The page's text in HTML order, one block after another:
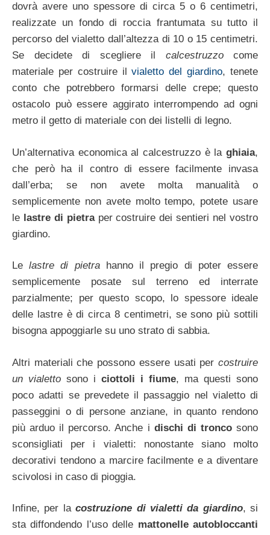
dovrà avere uno spessore di circa 5 o 6 centimetri,
realizzate un fondo di roccia frantumata su tutto il
percorso del vialetto dall’altezza di 10 o 15 centimetri.
Se decidete di scegliere il calcestruzzocome
materiale per costruire ilvialetto del giardino, tenete
conto che potrebbero formarsi delle crepe; questo
ostacolo può essere aggirato interrompendo ad ogni
metro il getto di materiale con dei listelli di legno.
Un’alternativa economica al calcestruzzo è la ghiaia,
che però ha il contro di essere facilmente invasa
dall’erba; se non avete molta manualità o
semplicemente non avete molto tempo, potete usare
le lastre di pietraper costruire dei sentieri nel vostro
giardino.
Lelastre di pietrahanno il pregio di poter essere
semplicemente posate sul terreno ed interrate
parzialmente; per questo scopo, lo spessore ideale
delle lastre è di circa 8 centimetri, se sono più sottili
bisogna appoggiarle su uno strato di sabbia.
Altri materiali che possono essere usati per costruire
un vialetto sono i ciottoli i fiume, ma questi sono
poco adatti se prevedete il passaggio nel vialetto di
passeggini o di persone anziane, in quanto rendono
più arduo il percorso. Anche i dischi di troncosono
sconsigliati per i vialetti: nonostante siano molto
decorativi tendono a marcire facilmente e a diventare
scivolosi in caso di pioggia.
Infine, per lacostruzione di vialetti da giardino, si
sta diffondendo l’uso delle mattonelle autobloccanti